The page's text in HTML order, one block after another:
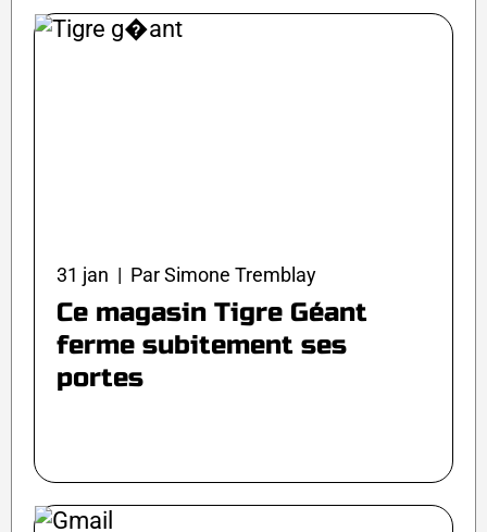
31 jan | Par Simone Tremblay
Ce magasin Tigre Géant
ferme subitement ses
portes